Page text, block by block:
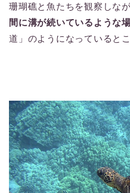
珊瑚礁と魚たちを観察しな
間に溝が続いているような
道」のようになっていると